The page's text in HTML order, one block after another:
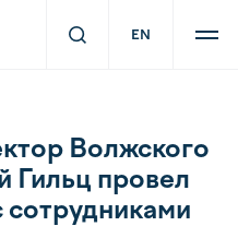
EN
Волжского
Гильц провел